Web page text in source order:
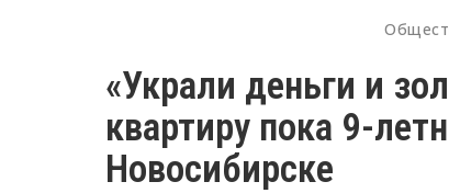
«Украли деньги и
квартиру пока 9-
Новосибирске